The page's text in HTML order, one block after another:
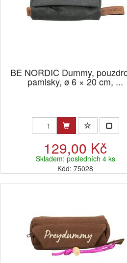
BE NORDIC Dummy,
pamlsky, ø 6 × 20 cm, ...
129,00 Kč
Skladem: posledních 4 ks
Kód: 75028